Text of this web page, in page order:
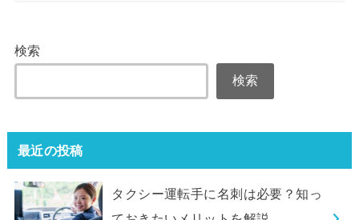
検索
検索
最近の投稿
タクシー運転手に名刺は必要？知っ